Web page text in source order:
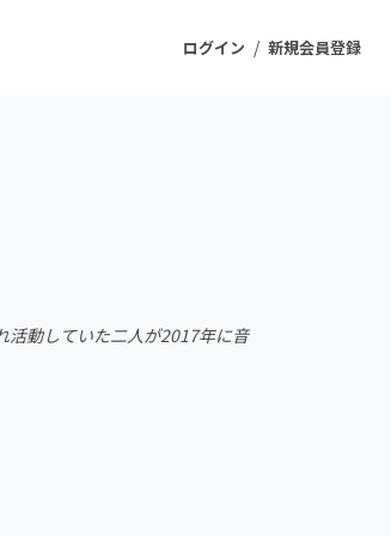
ログイン / 新規会員登録
ファッション
活動していた二人が2017年に音